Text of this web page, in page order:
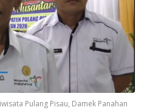
Pulang Pisau, Damek Panahan